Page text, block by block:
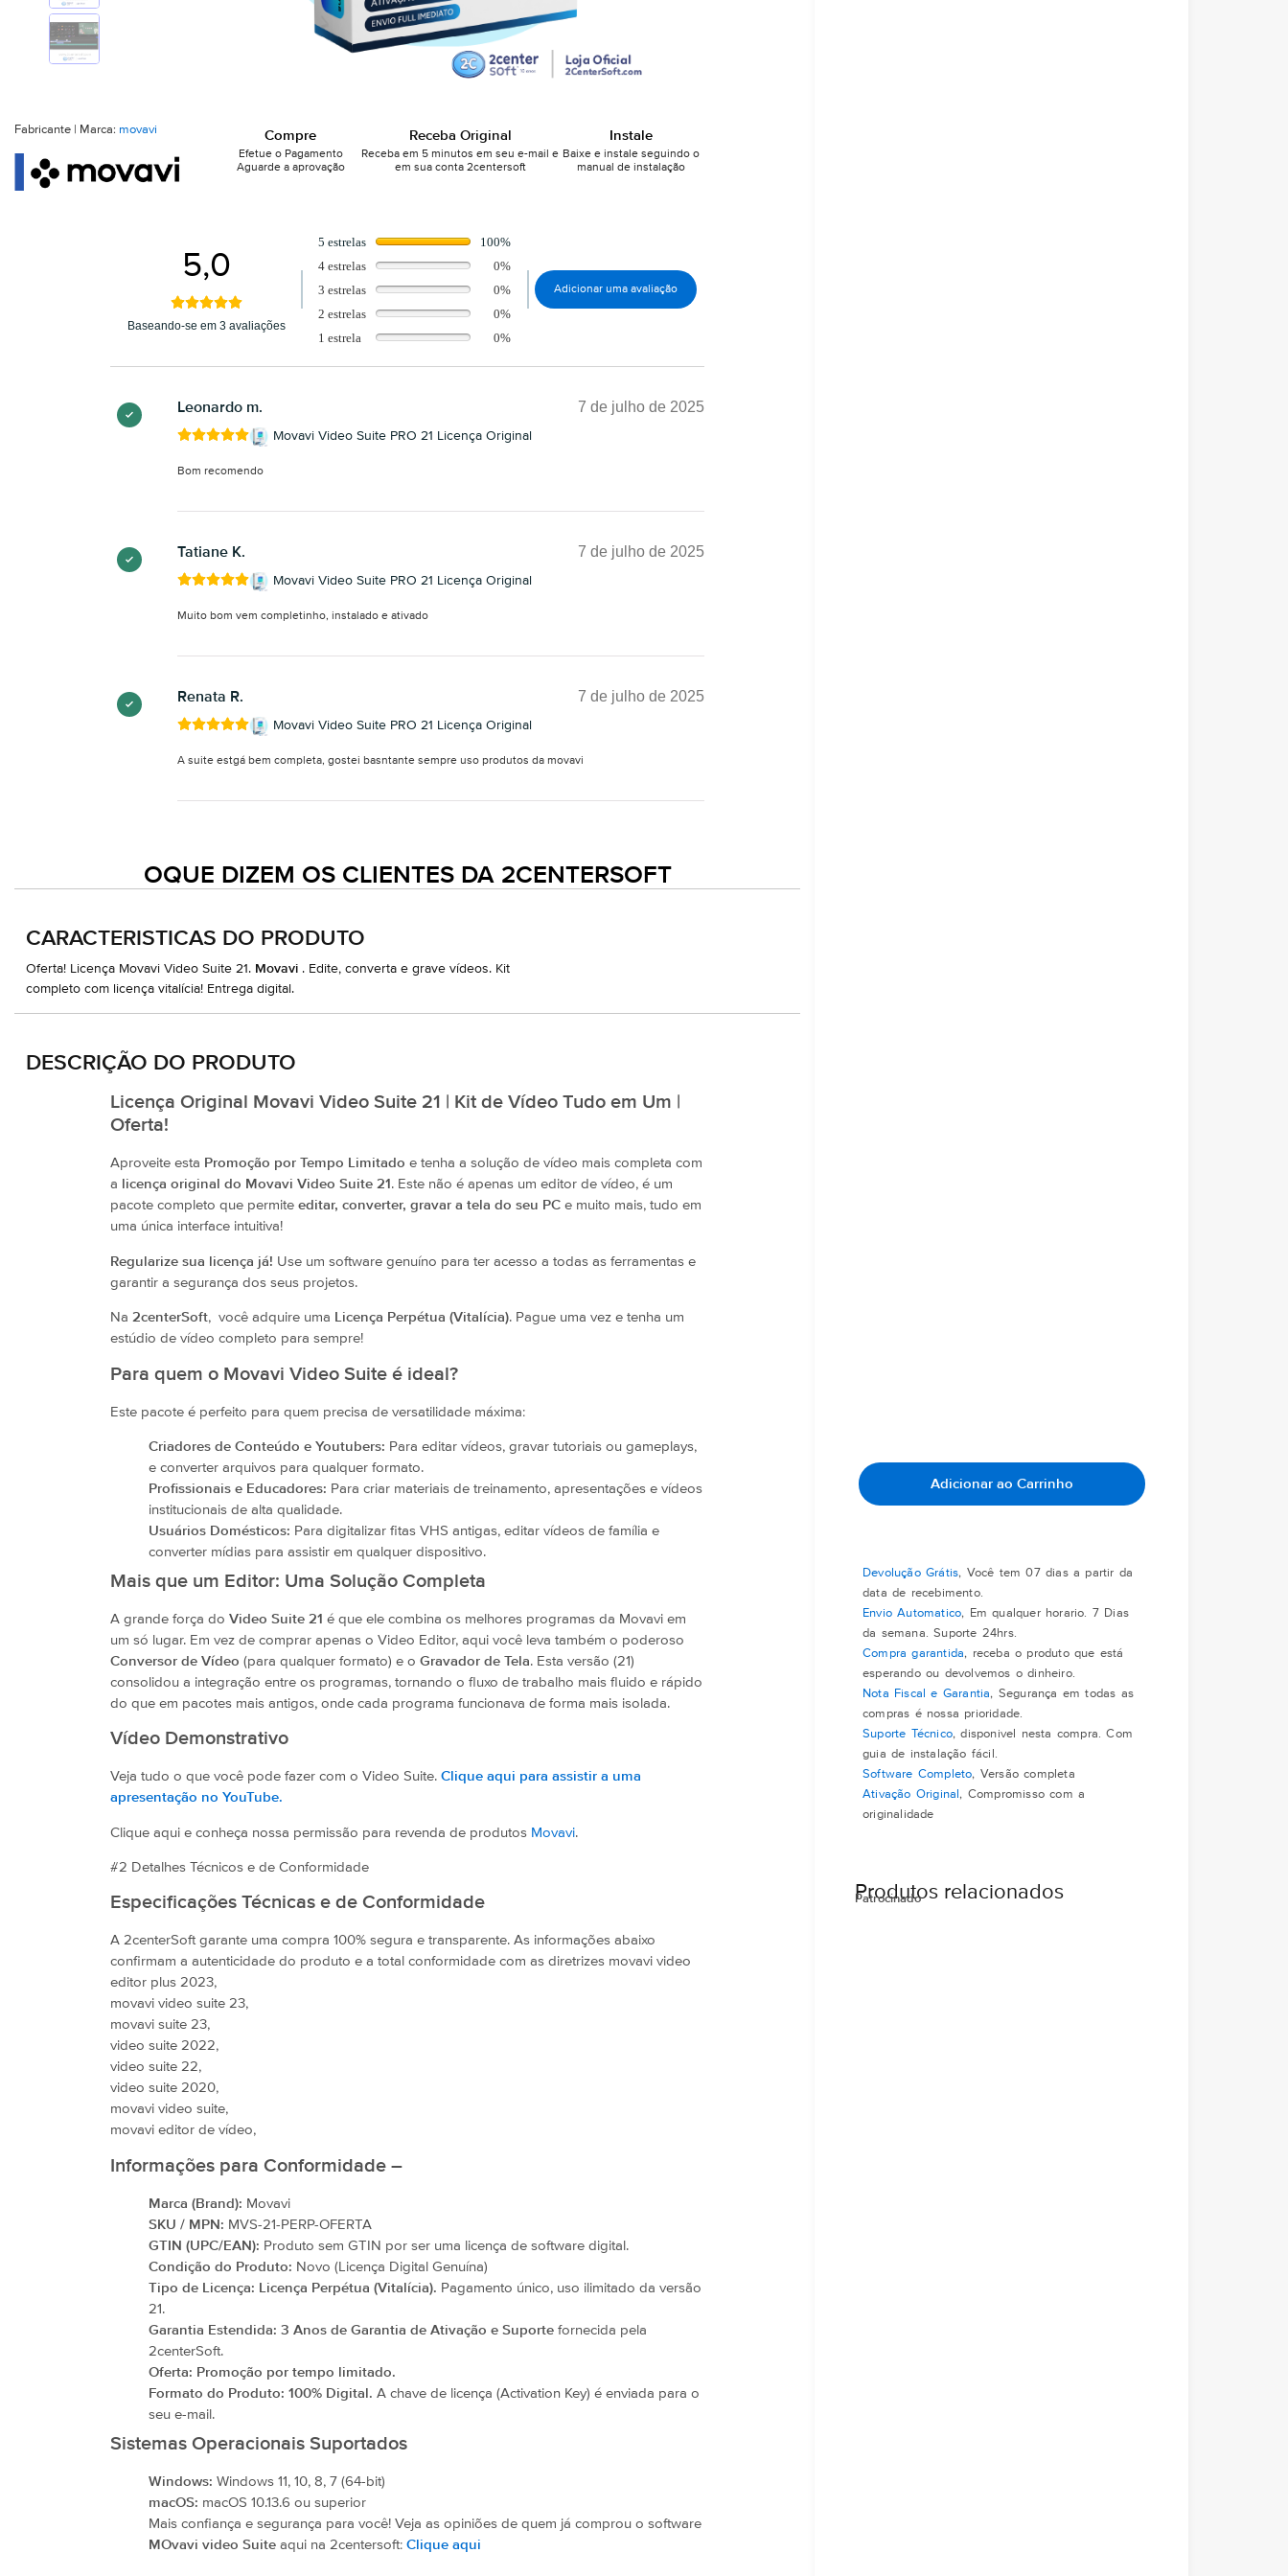
Fabricante | Marca: movavi Compre
Efetue o Pagamento
Aguarde a aprovação
Receba Original
Receba em 5 minutos em seu e-mail e
em sua conta 2centersoft
Instale
Baixe e instale seguindo o
manual de instalação
5,0
Baseando-se em 3 avaliações
5 estrelas
100%
4 estrelas
0%
3 estrelas
0%
2 estrelas
0%
1 estrela
0%
Adicionar uma avaliação
Leonardo m. 7 de julho de 2025
Movavi Video Suite PRO 21 Licença Original
Bom recomendo
Tatiane K. 7 de julho de 2025
Movavi Video Suite PRO 21 Licença Original
Muito bom vem completinho, instalado e ativado
Renata R. 7 de julho de 2025
Movavi Video Suite PRO 21 Licença Original
A suite estgá bem completa, gostei basntante sempre uso produtos da movavi
OQUE DIZEM OS CLIENTES DA 2CENTERSOFT
CARACTERISTICAS DO PRODUTO
Oferta! Licença Movavi Video Suite 21. Movavi . Edite, converta e grave vídeos. Kit
completo com licença vitalícia! Entrega digital.
DESCRIÇÃO DO PRODUTO
Licença Original Movavi Video Suite 21 | Kit de Vídeo Tudo em Um |
Oferta!
Aproveite esta Promoção por Tempo Limitado e tenha a solução de vídeo mais completa com
a
licença original do Movavi Video Suite 21 . Este não é apenas um editor de vídeo, é um
pacote completo que permite editar, converter, gravar a tela do seu PC e muito mais, tudo em
uma única interface intuitiva!
Regularize sua licença já! Use um software genuíno para ter acesso a todas as ferramentas e
garantir a segurança dos seus projetos.
Na 2centerSoft, você adquire uma Licença Perpétua (Vitalícia). Pague uma vez e tenha um
estúdio de vídeo completo para sempre!
Para quem o Movavi Video Suite é ideal?
Este pacote é perfeito para quem precisa de versatilidade máxima:
Criadores de Conteúdo e Youtubers: Para editar vídeos, gravar tutoriais ou gameplays,
e converter arquivos para qualquer formato.
Profissionais e Educadores: Para criar materiais de treinamento, apresentações e vídeos
institucionais de alta qualidade.
Usuários Domésticos: Para digitalizar fitas VHS antigas, editar vídeos de família e
converter mídias para assistir em qualquer dispositivo.
Mais que um Editor: Uma Solução Completa
A grande força do Video Suite 21 é que ele combina os melhores programas da Movavi em
um só lugar. Em vez de comprar apenas o Video Editor, aqui você leva também o poderoso
Conversor de Vídeo (para qualquer formato) e o Gravador de Tela. Esta versão (21)
consolidou a integração entre os programas, tornando o fluxo de trabalho mais fluido e rápido
do que em pacotes mais antigos, onde cada programa funcionava de forma mais isolada.
Vídeo Demonstrativo
Veja tudo o que você pode fazer com o Video Suite. Clique aqui para assistir a uma
apresentação no YouTube.
Clique aqui e conheça nossa permissão para revenda de produtos Movavi.
#2 Detalhes Técnicos e de Conformidade
Especificações Técnicas e de Conformidade
A 2centerSoft garante uma compra 100% segura e transparente. As informações abaixo
confirmam a autenticidade do produto e a total conformidade com as diretrizes movavi video
editor plus 2023,
movavi video suite 23,
movavi suite 23,
video suite 2022,
video suite 22,
video suite 2020,
movavi video suite,
movavi editor de vídeo,
Informações para Conformidade –
Marca (Brand): Movavi
SKU / MPN: MVS-21-PERP-OFERTA
GTIN (UPC/EAN): Produto sem GTIN por ser uma licença de software digital.
Condição do Produto: Novo (Licença Digital Genuína)
Tipo de Licença:
Licença Perpétua (Vitalícia). Pagamento único, uso ilimitado da versão
21.
Garantia Estendida: 3 Anos de Garantia de Ativação e Suporte fornecida pela
2centerSoft.
Oferta: Promoção por tempo limitado.
Formato do Produto: 100% Digital. A chave de licença (Activation Key) é enviada para o
seu e-mail.
Sistemas Operacionais Suportados
Windows: Windows 11, 10, 8, 7 (64-bit)
macOS: macOS 10.13.6 ou superior
Mais confiança e segurança para você! Veja as opiniões de quem já comprou o software
MOvavi video Suite aqui na 2centersoft: Clique aqui
Devolução Grátis, Você tem 07 dias a partir da
data de recebimento.
Envio Automatico, Em qualquer horario. 7 Dias
da semana. Suporte 24hrs.
Compra garantida, receba o produto que está
esperando ou devolvemos o dinheiro.
Nota Fiscal e Garantia, Segurança em todas as
compras é nossa prioridade.
Suporte Técnico, disponivel nesta compra. Com
guia de instalação fácil.
Software Completo, Versão completa
Ativação Original , Compromisso com a
originalidade
Produtos relacionados
Patrocinado
Adicionar ao Carrinho